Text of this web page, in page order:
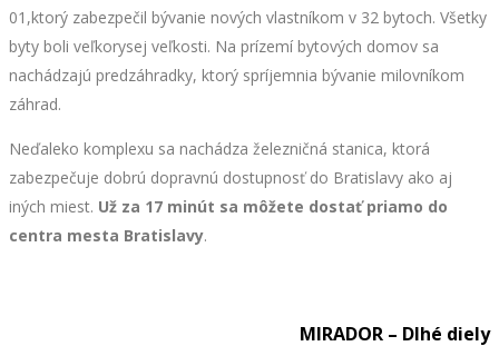
01,ktorý zabezpečil bývanie nových vlastníkom v 32 bytoch. Všetky
byty boli veľkorysej veľkosti. Na prízemí bytových domov sa
nachádzajú predzáhradky, ktorý spríjemnia bývanie milovníkom
záhrad.
Neďaleko komplexu sa nachádza železničná stanica, ktorá
zabezpečuje dobrú dopravnú dostupnosť do Bratislavy ako aj
iných miest. Už za 17 minút sa môžete dostať priamo do
centra mesta Bratislavy.
MIRADOR – Dlhé diely